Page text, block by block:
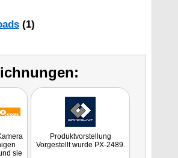
(1)
sie
Produktvorstellung
Vorgestellt wurde PX-2489.